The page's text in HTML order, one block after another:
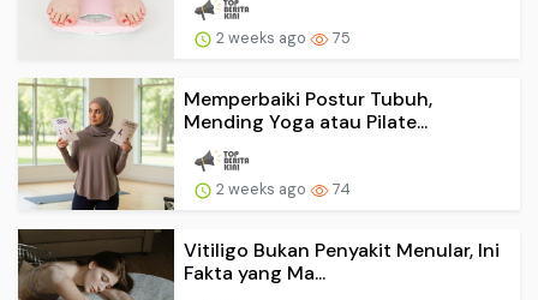
2 weeks ago 75
Memperbaiki Postur Tubuh,
Mending Yoga atau Pilate...
2 weeks ago 74
Vitiligo Bukan Penyakit Menular, Ini
Fakta yang Ma...